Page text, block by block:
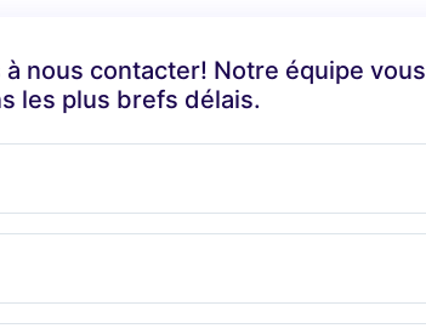
à nous contacter! Notre équipe vous
les plus brefs délais.